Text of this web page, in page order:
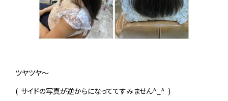
ツヤツヤ〜
( サイドの写真が逆からになっててすみません^_^ )